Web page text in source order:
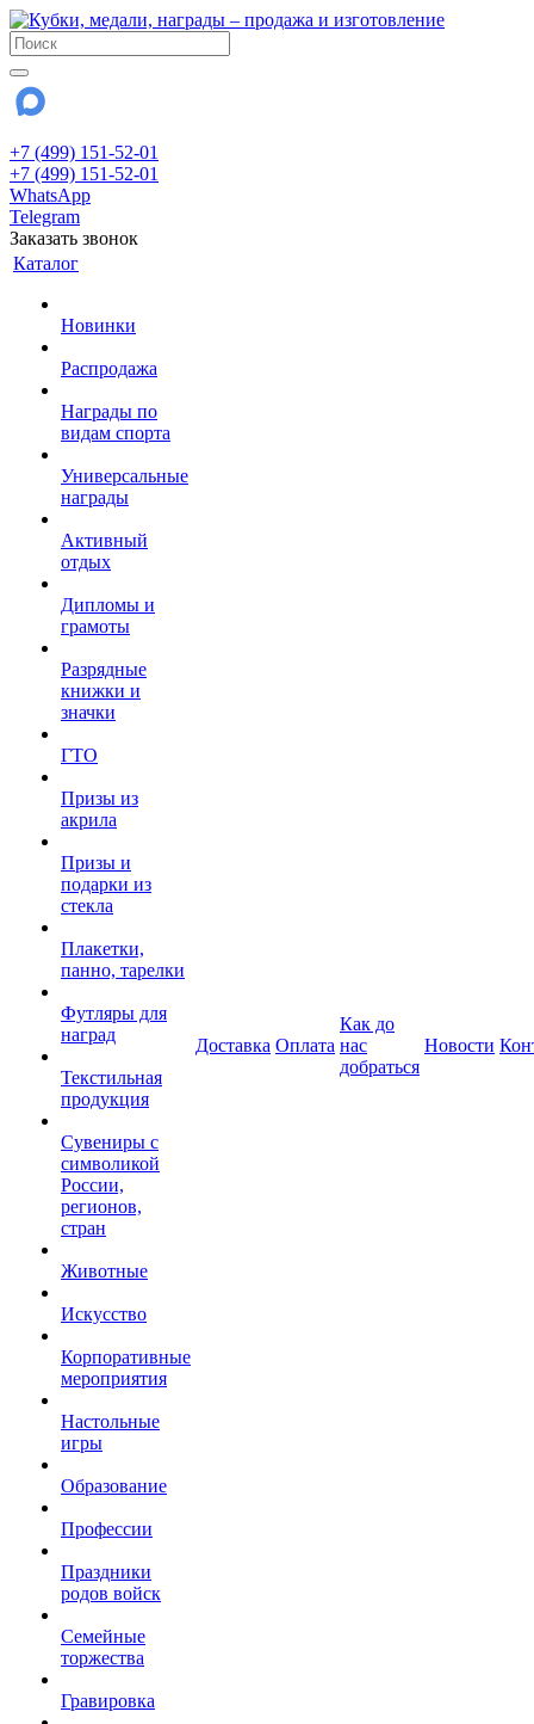
+7 (499) 151-52-01
+7 (499) 151-52-01
WhatsApp
Telegram
Заказать звонок
Каталог
Новинки
Распродажа
Награды по
видам спорта
Универсальные
награды
Активный
отдых
Дипломы и
грамоты
Разрядные
книжки и
значки
ГТО
Призы из
акрила
Призы и
подарки из
стекла
Плакетки,
панно, тарелки
Футляры для
наград
Текстильная
продукция
Сувениры с
символикой
России,
регионов,
стран
Животные
Искусство
Корпоративные
мероприятия
Настольные
игры
Образование
Профессии
Праздники
родов войск
Семейные
торжества
Гравировка
Доставка Оплата
Как до
нас
добраться
Новости